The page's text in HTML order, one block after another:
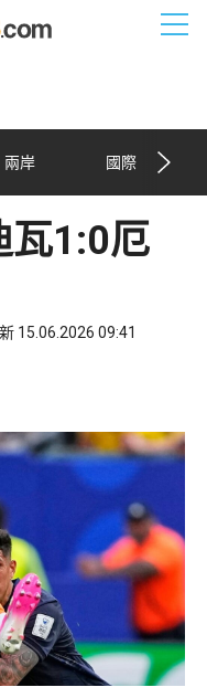
兩岸 國際
瓦1:0厄
15.06.2026 09:41